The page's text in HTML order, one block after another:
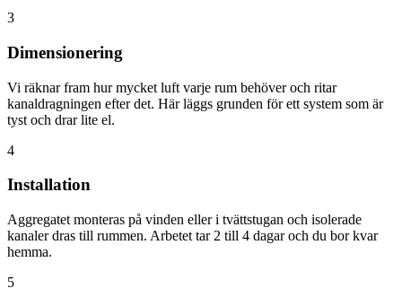
3
Dimensionering
Vi räknar fram hur mycket luft varje rum behöver och ritar
kanaldragningen efter det. Här läggs grunden för ett system som är
tyst och drar lite el.
4
Installation
Aggregatet monteras på vinden eller i tvättstugan och isolerade
kanaler dras till rummen. Arbetet tar 2 till 4 dagar och du bor kvar
hemma.
5